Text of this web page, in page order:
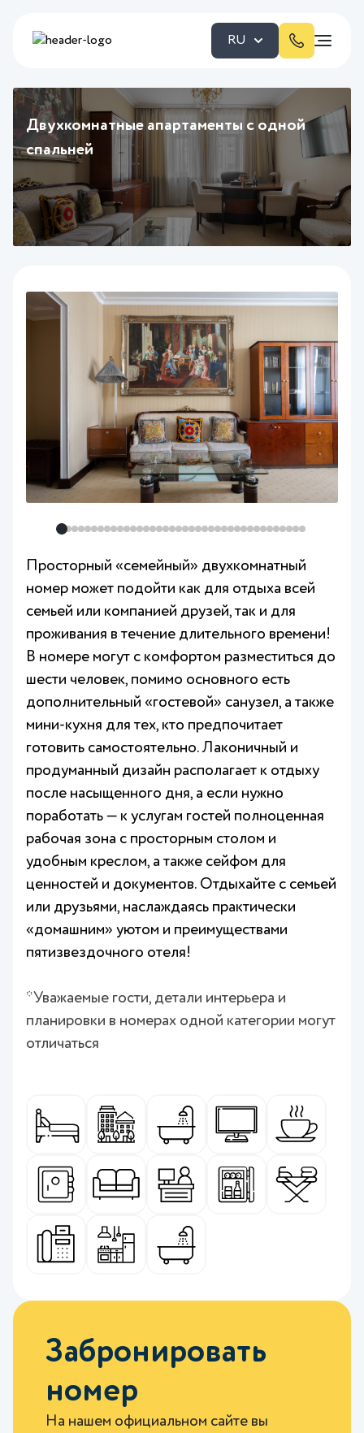
RU
Двухкомнатные апартаменты с одной
спальней
Просторный «семейный» двухкомнатный
номер может подойти как для отдыха всей
семьей или компанией друзей, так и для
проживания в течение длительного времени!
В номере могут с комфортом разместиться до
шести человек, помимо основного есть
дополнительный «гостевой» санузел, а также
мини-кухня для тех, кто предпочитает
готовить самостоятельно. Лаконичный и
продуманный дизайн располагает к отдыху
после насыщенного дня, а если нужно
поработать — к услугам гостей полноценная
рабочая зона с просторным столом и
удобным креслом, а также сейфом для
ценностей и документов. Отдыхайте с семьей
или друзьями, наслаждаясь практически
«домашним» уютом и преимуществами
пятизвездочного отеля!
*Уважаемые гости, детали интерьера и
планировки в номерах одной категории могут
отличаться
Забронировать
номер
На нашем официальном сайте вы